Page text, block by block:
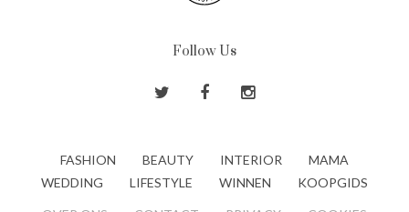
Follow Us
FASHION BEAUTY INTERIOR
MAMA
WEDDING
LIFESTYLE WINNEN KOOPGIDS